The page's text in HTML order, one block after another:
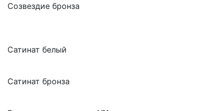
Созвездие бронза
Сатинат белый
Сатинат бронза